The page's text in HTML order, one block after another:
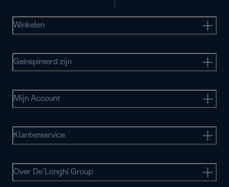
Winkelen
Geinspireerd zijn
Mijn Account
Klantenservice
Over De’Longhi Group